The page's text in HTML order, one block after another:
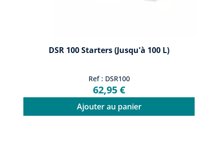
DSR 100 Starters (jusqu'à 100 L)
Ref : DSR100
62,95 €
Ajouter au panier